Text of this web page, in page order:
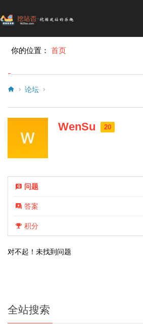
你的位置：首页
论坛
WenSu 20
问题
答案
积分
对不起！未找到问题
全站搜索